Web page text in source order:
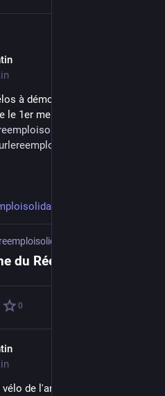
à démonter pour pièces lors
1er mercredi d'Octobre en
ess.org
0
de l'année s'est terminée